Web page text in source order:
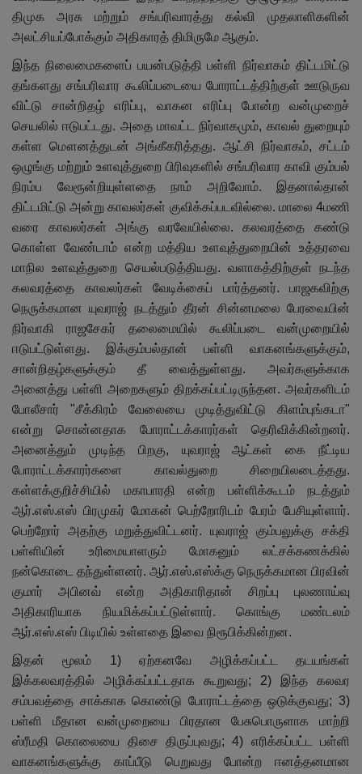
திமுக அரசு மற்றும் சங்பரிவாரத்து கல்வி முதலாளிகளின்
அலட்சியப்போக்கும் அதிகாரத் திமிருமே ஆகும்.
இந்த நிலைமைகளைப் பயன்படுத்தி பள்ளி நிர்வாகம் திட்டமிட்டு
தங்களது சங்பரிவார கூலிப்படையை போராட்டத்திற்குள் ஊடுருவ
விட்டு சான்றிதழ் எரிப்பு, வாகன எரிப்பு போன்ற வன்முறைச்
செயலில் ஈடுபட்டது. அதை மாவட்ட நிர்வாகமும், காவல் துறையும்
கள்ள மௌனத்துடன் அங்கீகரித்தது. ஆட்சி நிர்வாகம்,சட்டம்
ஒழுங்கு மற்றும் உளவுத்துறை பிரிவுகளில் சங்பரிவார காவி கும்பல்
நிரம்ப வேரூன்றியுள்ளதை நாம் அறிவோம். இதனால்தான்
திட்டமிட்டு அன்று காவலர்கள் குவிக்கப்படவில்லை. மாலை 4மணி
வரை காவலர்கள் அங்கு வரவேயில்லை. கலவரத்தை கண்டு
கொள்ள வேண்டாம் என்ற மத்திய உளவுத்துறையின் உத்தரவை
மாநில உளவுத்துறை செயல்படுத்தியது. வளாகத்திற்குள் நடந்த
கலவரத்தை காவலர்கள் வேடிக்கைப் பார்த்தனர். பாஜகவிற்கு
நெருக்கமான யுவராஜ் நடத்தும் தீரன் சின்னமலை பேரவையின்
நிர்வாகி ராஜசேகர் தலைமையில் கூலிப்படை வன்முறையில்
ஈடுபட்டுள்ளது. இக்கும்பல்தான் பள்ளி வாகனங்களுக்கும்,
சான்றிதழ்களுக்கும் தீ வைத்துள்ளது. அவர்களுக்காக
அனைத்து பள்ளி அறைகளும் திறக்கப்பட்டிருந்தன. அவர்களிடம்
போலீசார் "சீக்கிரம் வேலையை முடித்துவிட்டு கிளம்புங்கடா"
என்று சொன்னதாக போராட்டக்காரர்கள் தெரிவிக்கின்றனர்.
அனைத்தும் முடிந்த பிறகு, யுவராஜ் ஆட்கள் கை நீட்டிய
போராட்டக்காரர்களை காவல்துறை சிறையிலடைத்தது.
கள்ளக்குறிச்சியில் மகாபாரதி என்ற பள்ளிக்கூடம் நடத்தும்
ஆர்.எஸ்.எஸ் பிரமுகர் மோகன் பெற்றோரிடம் பேரம் பேசியுள்ளார்.
பெற்றோர் அதற்கு மறுத்துவிட்டனர். யுவராஜ் கும்பலுக்கு சக்தி
பள்ளியின் உரிமையாளரும் மோகனும் லட்சக்கணக்கில்
நன்கொடை தந்துள்ளனர். ஆர்.எஸ்.எஸ்க்கு நெருக்கமான பிரவின்
குமார் அபினவ் என்ற அதிகாரிதான் சிறப்பு புலணாய்வு
அதிகாரியாக நியமிக்கப்பட்டுள்ளார். கொங்கு மண்டலம்
ஆர்.எஸ்.எஸ் பிடியில் உள்ளதை இவை நிரூபிக்கின்றன.
இதன் மூலம் 1) ஏற்கனவே அழிக்கப்பட்ட தடயங்கள்
இக்கலவரத்தில் அழிக்கப்பட்டதாக கூறுவது; 2) இந்த கலவர
சம்பவத்தை சாக்காக கொண்டு போராட்டத்தை ஒடுக்குவது;3)
பள்ளி மீதான வன்முறையை பிரதான பேசுபொருளாக மாற்றி
ஸ்ரீமதி கொலையை திசை திருப்புவது;4) எரிக்கப்பட்ட பள்ளி
வாகனங்களுக்கு காப்பீடு பெறுவது போன்ற ஈனத்தனமான